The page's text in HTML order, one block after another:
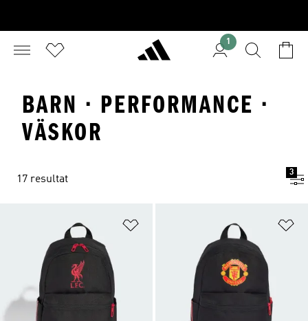
1
BARN · PERFORMANCE ·
VÄSKOR
17 resultat
3
Lägg till på önskelistan